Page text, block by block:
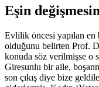
Eşin
Evlilik öncesi yapılan en
olduğunu belirten Prof.
konuda söz verilmişse o
Giresunlu bir aile,
son çıkış diye bize